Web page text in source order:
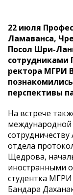
22 июля
Ламаванса,
Посол Шри-
сотрудниками
ректора МГРИ
перспективы
На встрече
международной
отдела
Щедрова,
иностранными
студентка
Бандара